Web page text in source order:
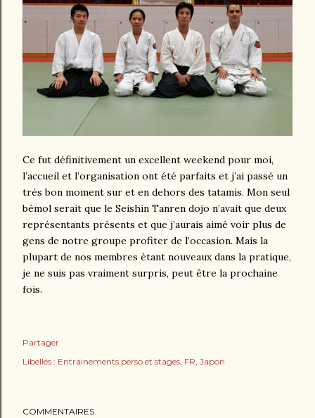
Ce fut définitivement un excellent weekend pour moi,
l’accueil et l’organisation ont été parfaits et j’ai passé un
très bon moment sur et en dehors des tatamis. Mon seul
bémol serait que le Seishin Tanren dojo n’avait que deux
représentants présents et que j’aurais aimé voir plus de
gens de notre groupe profiter de l’occasion. Mais la
plupart de nos membres étant nouveaux dans la pratique,
je ne suis pas vraiment surpris, peut être la prochaine
fois.
Partager
Libellés : Entrainements perso et stages FR Japon
COMMENTAIRES